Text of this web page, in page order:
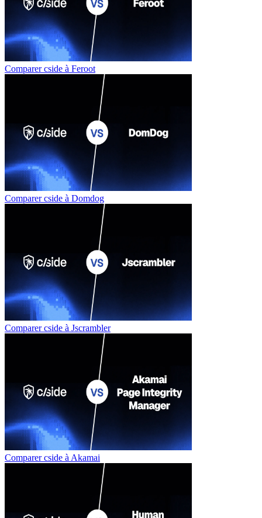
Comparer cside à Feroot
Comparer cside à Domdog
Comparer cside à Jscrambler
Comparer cside à Akamai